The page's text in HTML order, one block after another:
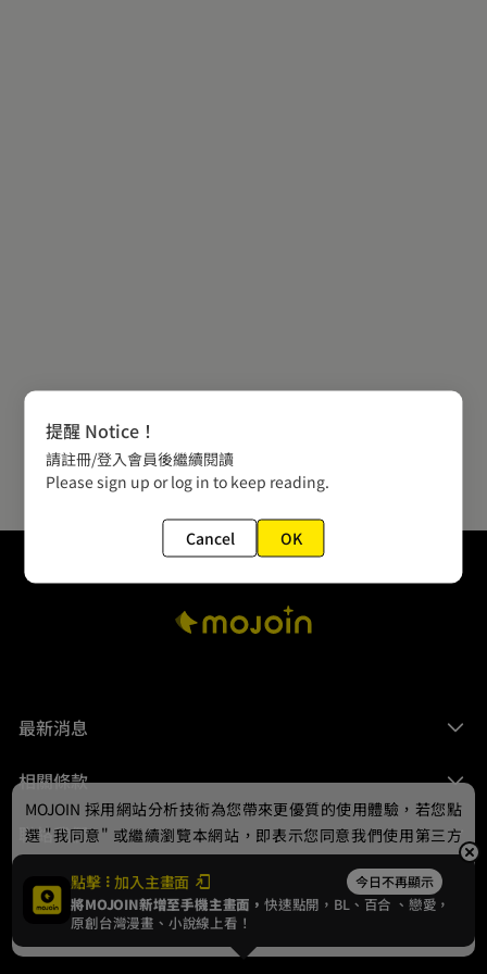
最新消息
相關條款
聯絡我們
© 2024 gamania Digital Entertainment Co., Ltd.
點擊 加入主畫面 今日不再顯示
將MOJOIN新增至手機主畫面，快速點開，BL、 百合 、戀愛，
原創台灣漫畫、小說線上看！
MOJOIN 採用網站分析技術為您帶來更優質的使用體驗，若您點
選 "我同意" 或繼續瀏覽本網站，即表示您同意我們使用第三方
Cookie，欲瞭解更多資訊請見隱私權政策。
我同意
提醒 Notice！
請註冊/登入會員後繼續閱讀
Please sign up or log in to keep reading.
Cancel OK